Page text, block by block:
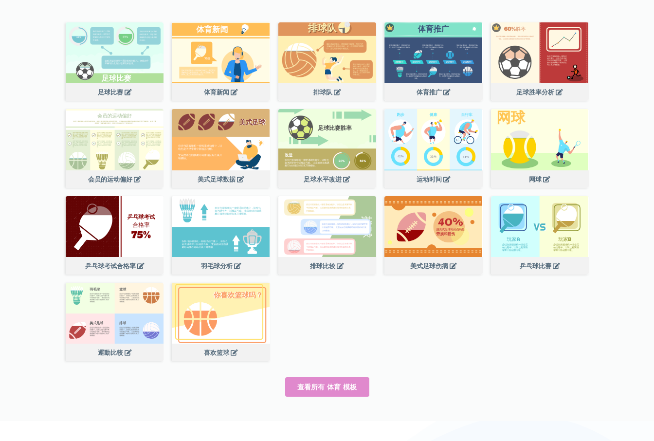
足球比赛 体育新闻 排球队 体育推广 足球胜率分析
会员的运动偏好 美式足球数据 足球水平改进 运动时间 网球
乒乓球考试合格率 羽毛球分析 排球比较 美式足球伤病 乒乓球比赛
運動比較 喜欢篮球
查看所有 体育 模板